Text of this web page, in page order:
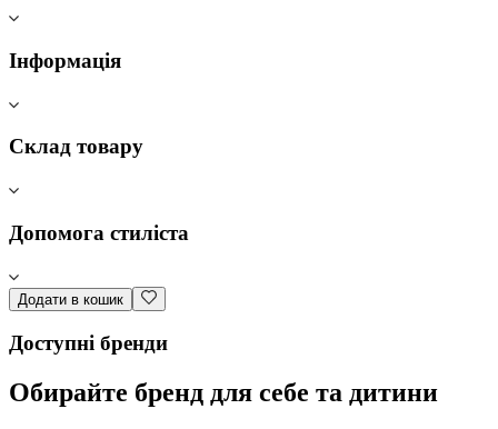
Інформація
Склад товару
Допомога стиліста
Додати в кошик
Доступні бренди
Обирайте бренд для себе та дитини